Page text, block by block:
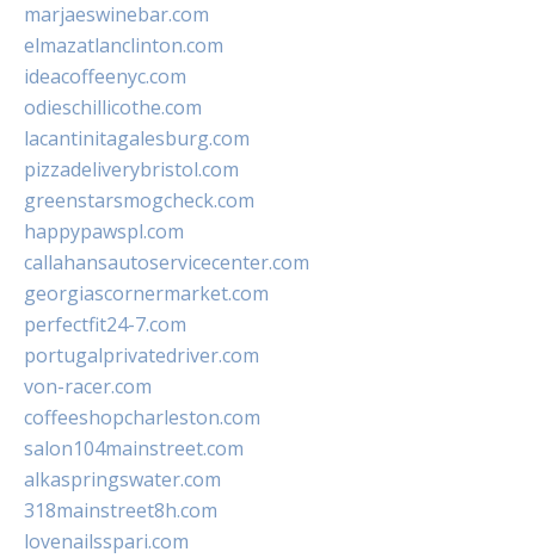
marjaeswinebar.com
elmazatlanclinton.com
ideacoffeenyc.com
odieschillicothe.com
lacantinitagalesburg.com
pizzadeliverybristol.com
greenstarsmogcheck.com
happypawspl.com
callahansautoservicecenter.com
georgiascornermarket.com
perfectfit24-7.com
portugalprivatedriver.com
von-racer.com
coffeeshopcharleston.com
salon104mainstreet.com
alkaspringswater.com
318mainstreet8h.com
lovenailsspari.com